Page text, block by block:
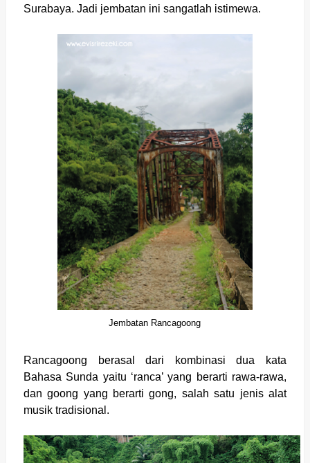
Surabaya. Jadi jembatan ini sangatlah istimewa.
Jembatan Rancagoong
Rancagoong berasal dari kombinasi dua kata
Bahasa Sunda yaitu ‘ranca’ yang berarti rawa-rawa,
dan goong yang berarti gong, salah satu jenis alat
musik tradisional.